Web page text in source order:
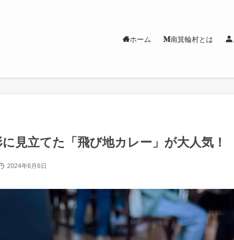
ホーム 南箕輪村とは
見立てた「飛び地カレー」が大人気！
2024年6月6日